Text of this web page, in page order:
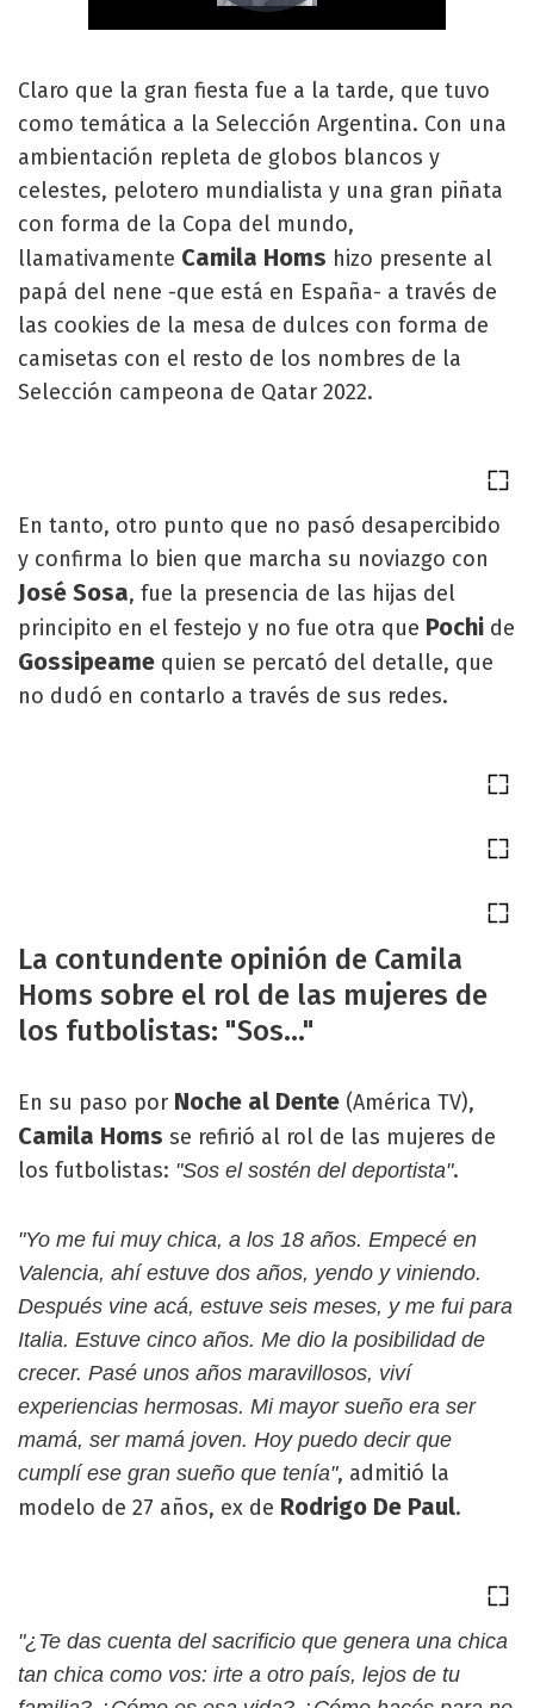
Claro que la gran fiesta fue a la tarde, que tuvo
como temática a la Selección Argentina. Con una
ambientación repleta de globos blancos y
celestes, pelotero mundialista y una gran piñata
con forma de la Copa del mundo,
llamativamente Camila Homs hizo presente al
papá del nene -que está en España- a través de
las cookies de la mesa de dulces con forma de
camisetas con el resto de los nombres de la
Selección campeona de Qatar 2022.
En tanto, otro punto que no pasó desapercibido
y confirma lo bien que marcha su noviazgo con
José Sosa, fue la presencia de las hijas del
principito en el festejo y no fue otra que Pochi de
Gossipeame quien se percató del detalle, que
no dudó en contarlo a través de sus redes.
La contundente opinión de Camila
Homs sobre el rol de las mujeres de
los futbolistas: "Sos..."
En su paso por Noche al Dente (América TV),
Camila Homs se refirió al rol de las mujeres de
los futbolistas: "Sos el sostén del deportista".
"Yo me fui muy chica, a los 18 años. Empecé en
Valencia, ahí estuve dos años, yendo y viniendo.
Después vine acá, estuve seis meses, y me fui para
Italia. Estuve cinco años. Me dio la posibilidad de
crecer. Pasé unos años maravillosos, viví
experiencias hermosas. Mi mayor sueño era ser
mamá, ser mamá joven. Hoy puedo decir que
cumplí ese gran sueño que tenía", admitió la
modelo de 27 años, ex de Rodrigo De Paul.
"¿Te das cuenta del sacrificio que genera una chica
tan chica como vos: irte a otro país, lejos de tu